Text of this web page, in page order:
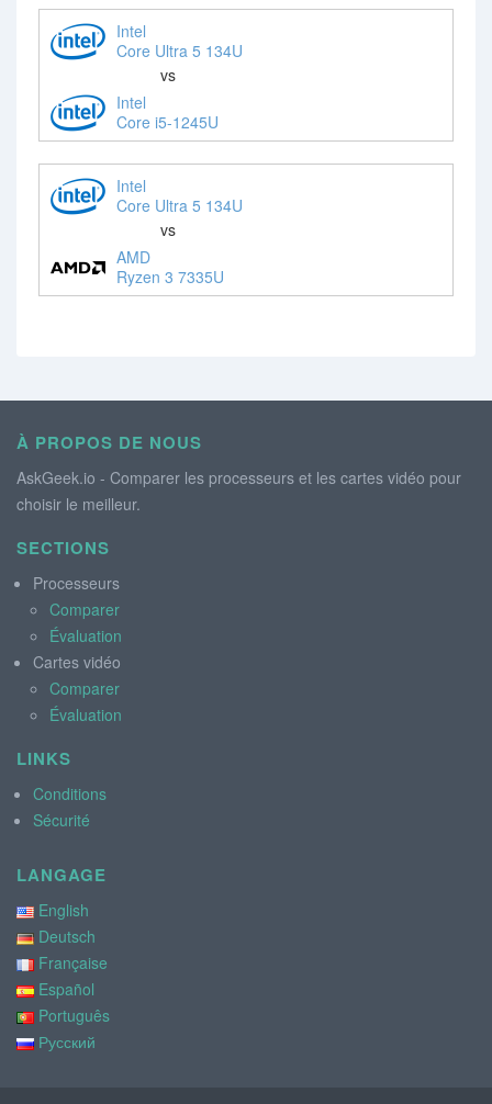
Intel
Core Ultra 5 134U
vs
Intel
Core i5-1245U
Intel
Core Ultra 5 134U
vs
AMD
Ryzen 3 7335U
À PROPOS DE NOUS
AskGeek.io - Comparer les processeurs et les cartes vidéo pour
choisir le meilleur.
SECTIONS
Processeurs
Comparer
Évaluation
Cartes vidéo
Comparer
Évaluation
LINKS
Conditions
Sécurité
LANGAGE
English
Deutsch
Française
Español
Português
Русский